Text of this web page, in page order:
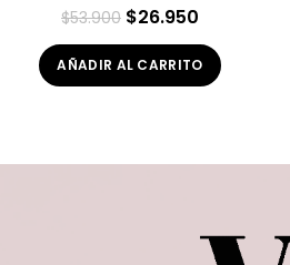
$53.900 El
precio
original
$26.950
precio
actual
AÑADIR AL CARRITO